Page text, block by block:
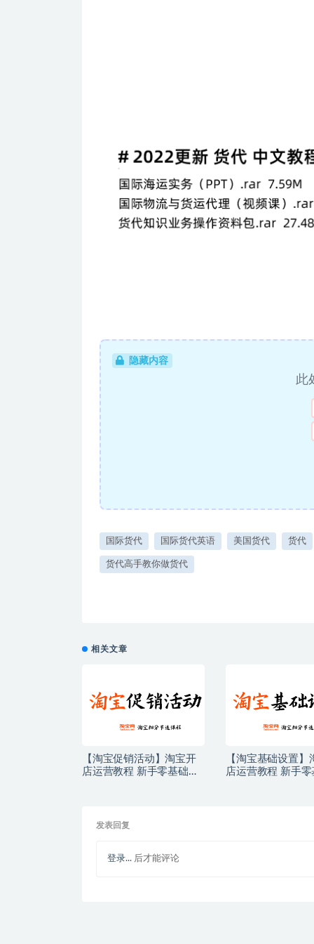
隐藏内容
此
国际货代 国际货代英语 美国货代 货代
货代高手教你做货代
相关文章
【淘宝促销活动】淘宝开
店运营教程 新手零基础免
【淘宝基础设置】
店运营教程 新手
发表回复
登录... 后才能评论